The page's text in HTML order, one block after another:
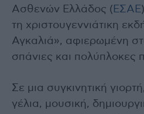
Ασθενών Ελλάδος ( ΕΣΑΕ
τη χριστουγεννιάτικη
Αγκαλιά», αφιερωμένη
σπάνιες και πολύπλοκες
Σε μια συγκινητική
γέλια, μουσική,